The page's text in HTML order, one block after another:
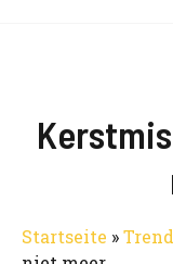
Startseite »